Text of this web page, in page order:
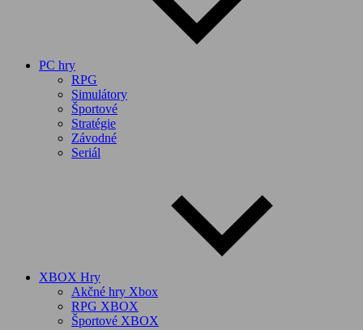
PC hry
RPG
Simulátory
Športové
Stratégie
Závodné
Seriál
XBOX Hry
Akčné hry Xbox
RPG XBOX
Športové XBOX